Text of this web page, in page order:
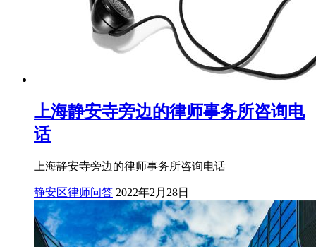
上海静安寺旁边的律师事务所咨询电
话
上海静安寺旁边的律师事务所咨询电话
静安区律师问答 2022年2月28日